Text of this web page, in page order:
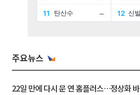
주요뉴스
22일 만에 다시 문 연 홈플러스…정상화 바